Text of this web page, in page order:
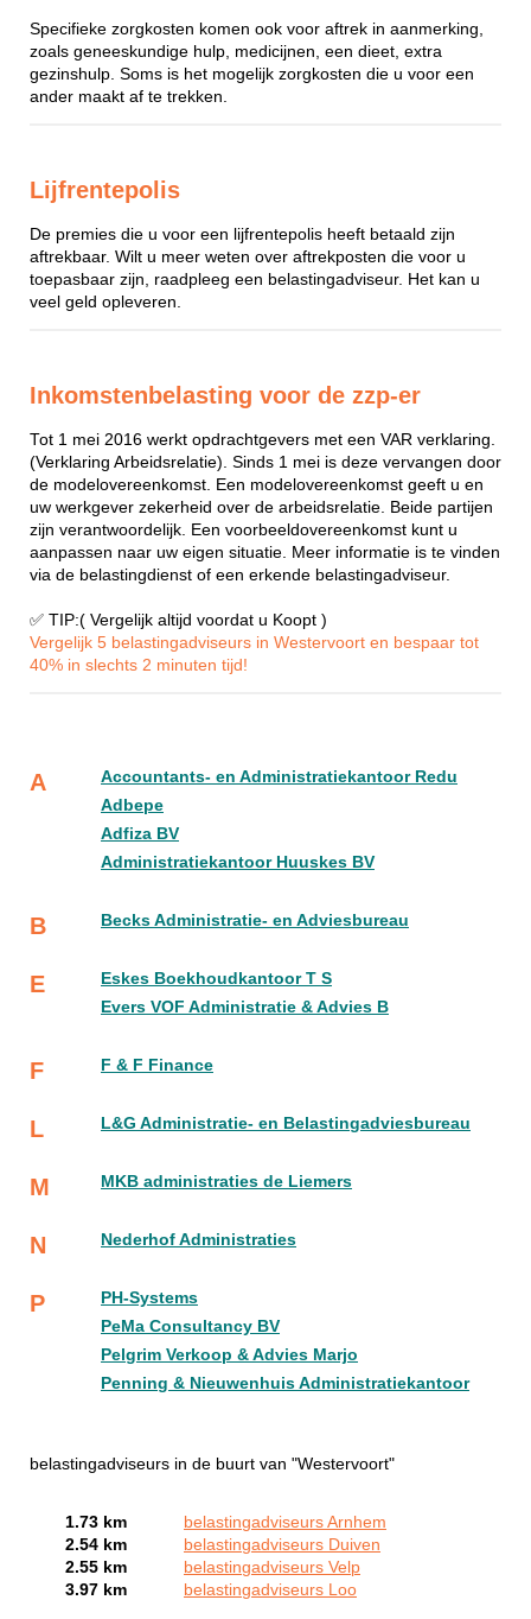
Specifieke zorgkosten komen ook voor aftrek in aanmerking,
zoals geneeskundige hulp, medicijnen, een dieet, extra
gezinshulp. Soms is het mogelijk zorgkosten die u voor een
ander maakt af te trekken.
Lijfrentepolis
De premies die u voor een lijfrentepolis heeft betaald zijn
aftrekbaar. Wilt u meer weten over aftrekposten die voor u
toepasbaar zijn, raadpleeg een belastingadviseur. Het kan u
veel geld opleveren.
Inkomstenbelasting voor de zzp-er
Tot 1 mei 2016 werkt opdrachtgevers met een VAR verklaring.
(Verklaring Arbeidsrelatie). Sinds 1 mei is deze vervangen door
de modelovereenkomst. Een modelovereenkomst geeft u en
uw werkgever zekerheid over de arbeidsrelatie. Beide partijen
zijn verantwoordelijk. Een voorbeeldovereenkomst kunt u
aanpassen naar uw eigen situatie. Meer informatie is te vinden
via de belastingdienst of een erkende belastingadviseur.
✅ TIP:( Vergelijk altijd voordat u Koopt )
Vergelijk 5 belastingadviseurs in Westervoort en bespaar tot
40% in slechts 2 minuten tijd!
A
Accountants- en Administratiekantoor Redu
Adbepe
Adfiza BV
Administratiekantoor Huuskes BV
B Becks Administratie- en Adviesbureau
E
Eskes Boekhoudkantoor T S
Evers VOF Administratie & Advies B
F F & F Finance
L L&G Administratie- en Belastingadviesbureau
M MKB administraties de Liemers
N Nederhof Administraties
P
PH-Systems
PeMa Consultancy BV
Pelgrim Verkoop & Advies Marjo
Penning & Nieuwenhuis Administratiekantoor
belastingadviseurs in de buurt van "Westervoort"
1.73 km
belastingadviseurs Arnhem
2.54 km
belastingadviseurs Duiven
2.55 km
belastingadviseurs Velp
3.97 km
belastingadviseurs Loo